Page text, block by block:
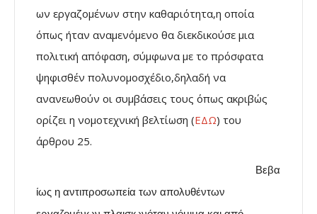
ων εργαζομένων στην καθαριότητα,η οποία
όπως ήταν αναμενόμενο θα διεκδικούσε μια
πολιτική απόφαση, σύμφωνα με το πρόσφατα
ψηφισθέν πολυνομοσχέδιο,δηλαδή να
ανανεωθούν οι συμβάσεις τους όπως ακριβώς
ορίζει η νομοτεχνική βελτίωση (ΕΔΩ) του
άρθρου 25.
Βεβα
ίως η αντιπροσωπεία των απολυθέντων